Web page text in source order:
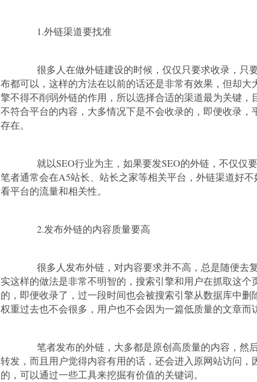
1.外链渠道要找准
很多人在做外链建设的时候，仅仅只要求收录，只
布都可以，这样的方法在以前的话还是非常有效果，但却大
擎不得不削弱外链的作用，所以选择合适的渠道最为关键
不符合平台的内容，大多情况下是不会收录的，即便收录
存在。
就以SEO行业为主，如果要发SEO的外链，不仅仅要
笔者通常会在A5站长、站长之家等相关平台，外链渠道好
看平台的流量和相关性。
2.发布外链的内容质量要高
很多人发布外链，对内容要求并不高，总是随便去
实这样的做法是非常不明智的，搜索引擎和用户在抓取这
的，即便收录了，过一段时间也会被搜索引擎从数据库中删
权重过去也不会很多，用户也不会因为一篇低质量的文章而
笔者发布的外链，大多都是原创高质量的内容，然
转发，而且用户觉得内容有用的话，还会进入原网站访问，
的，可以通过一些工具来挖掘有价值的关键词。